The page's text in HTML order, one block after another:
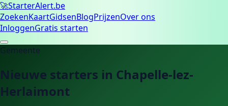
🚀StarterAlert.be
ZoekenKaartGidsenBlogPrijzenOver ons
InloggenGratis starten
Gemeente
Nieuwe starters in Chapelle-lez-
Herlaimont